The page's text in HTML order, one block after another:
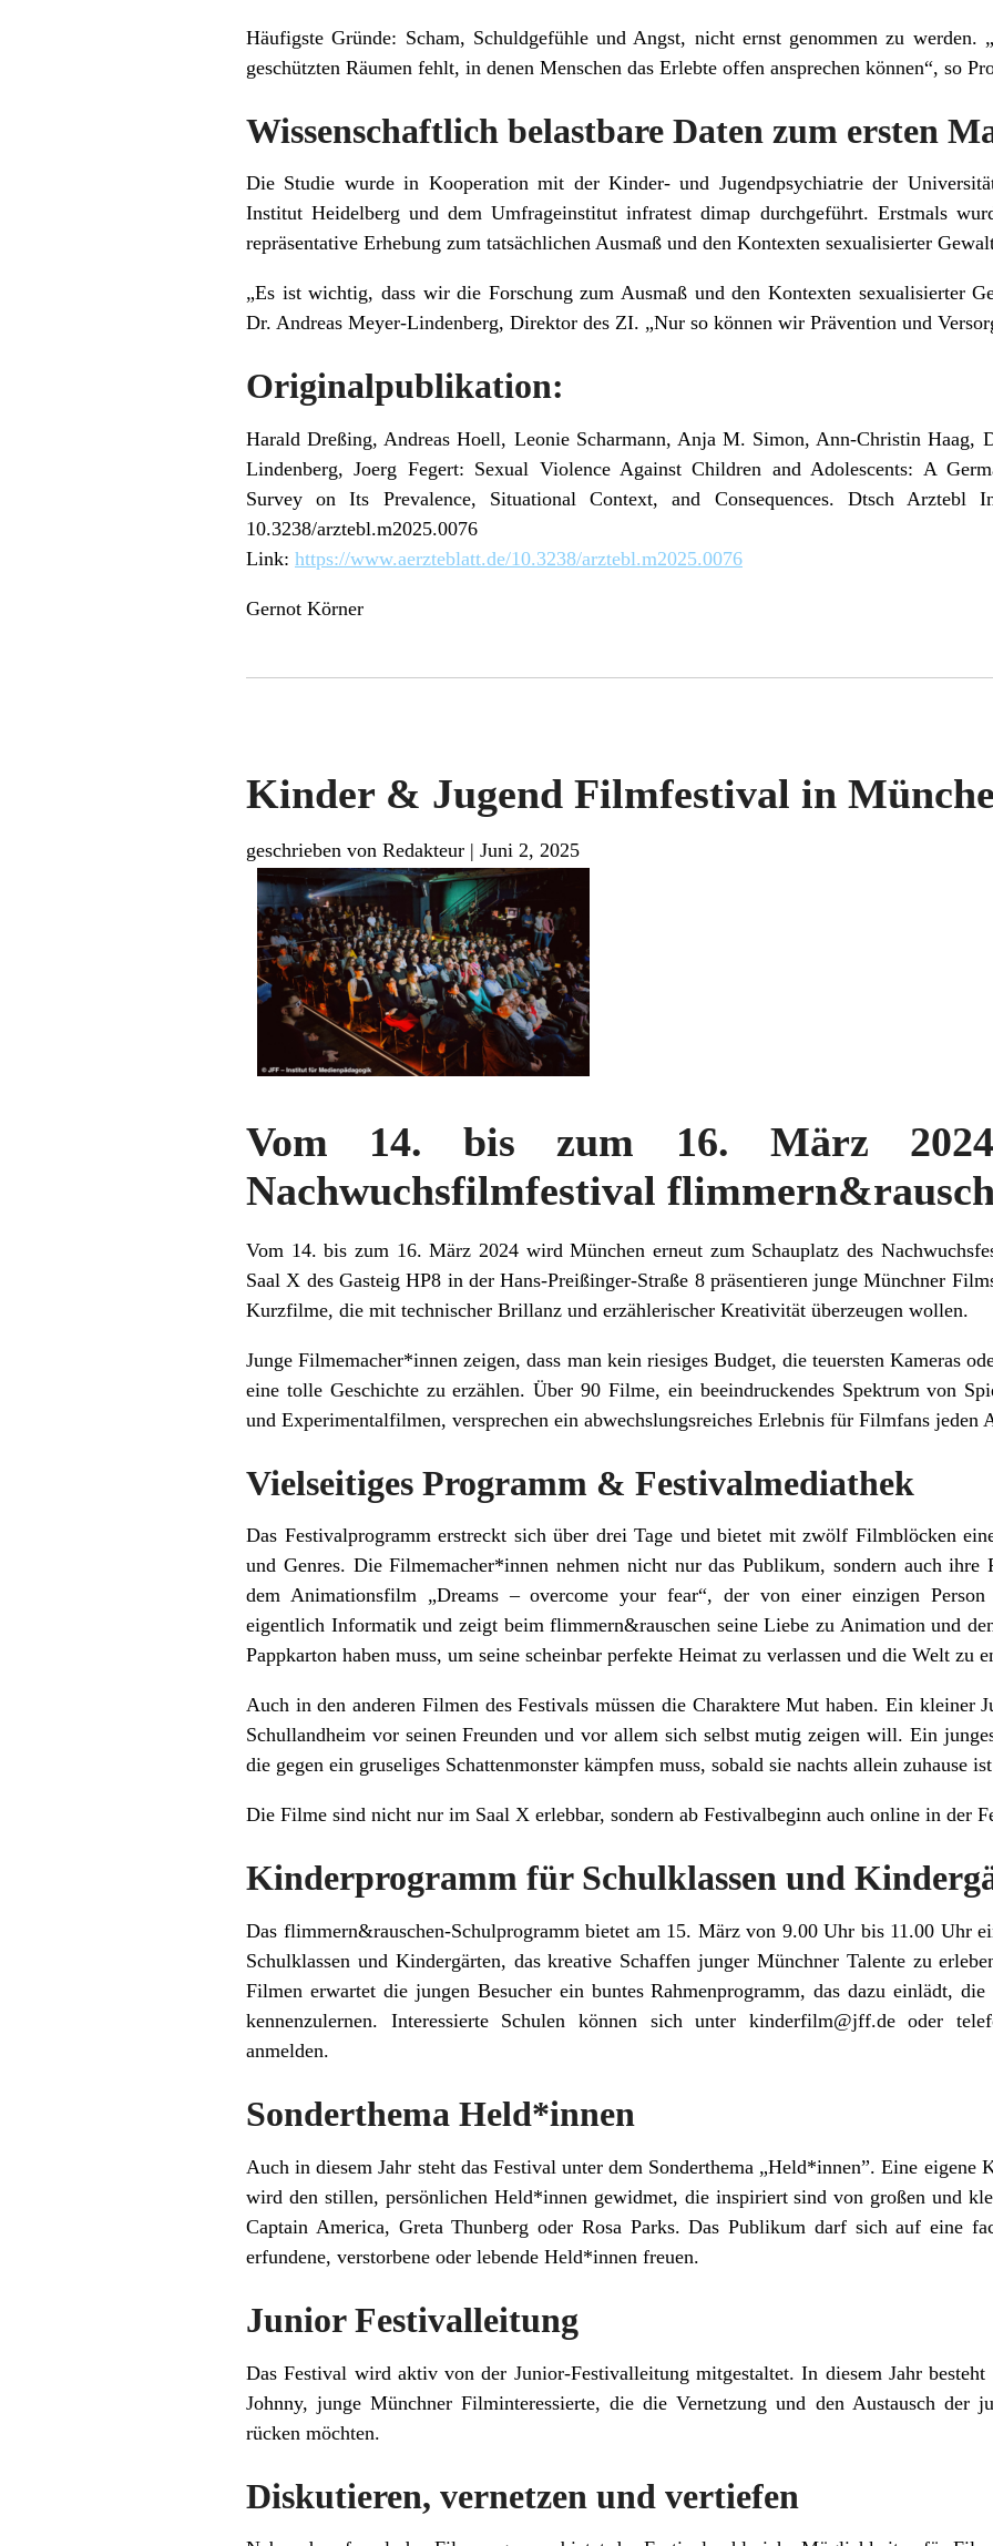
Häufigste Gründe: Scham, Schuldgefühle und Angst, nicht ernst genommen zu werden.
geschützten Räumen fehlt, in denen Menschen das Erlebte offen ansprechen können“, so
Wissenschaftlich belastbare Daten zum ersten
Die Studie wurde in Kooperation mit der Kinder- und Jugendpsychiatrie der
Institut Heidelberg und dem Umfrageinstitut infratest dimap durchgeführt. Erstmals
repräsentative Erhebung zum tatsächlichen Ausmaß und den Kontexten sexualisierter
„Es ist wichtig, dass wir die Forschung zum Ausmaß und den Kontexten sexualisierter
Dr. Andreas Meyer-Lindenberg, Direktor des ZI. „Nur so können wir Prävention und
Originalpublikation:
Harald Dreßing, Andreas Hoell, Leonie Scharmann, Anja M. Simon, Ann-Christin Haag,
Lindenberg, Joerg Fegert: Sexual Violence Against Children and Adolescents: A
Survey on Its Prevalence, Situational Context, and Consequences. Dtsch
10.3238/arztebl.m2025.0076
Link: https://www.aerzteblatt.de/10.3238/arztebl.m2025.0076
Gernot Körner
Kinder & Jugend Filmfestival in
geschrieben von Redakteur | Juni 2, 2025
Vom 14. bis zum 16. März
Nachwuchsfilmfestival
Vom 14. bis zum 16. März 2024 wird München erneut zum Schauplatz des
Saal X des Gasteig HP8 in der Hans-Preißinger-Straße 8 präsentieren junge Münchner
Kurzfilme, die mit technischer Brillanz und erzählerischer Kreativität überzeugen wollen.
Junge Filmemacher*innen zeigen, dass man kein riesiges Budget, die teuersten Kameras
eine tolle Geschichte zu erzählen. Über 90 Filme, ein beeindruckendes Spektrum von
und Experimentalfilmen, versprechen ein abwechslungsreiches Erlebnis für Filmfans jeden
Vielseitiges Programm & Festivalmediathek
Das Festivalprogramm erstreckt sich über drei Tage und bietet mit zwölf Filmblöcken
und Genres. Die Filmemacher*innen nehmen nicht nur das Publikum, sondern auch
dem Animationsfilm „Dreams – overcome your fear“, der von einer einzigen
eigentlich Informatik und zeigt beim flimmern&rauschen seine Liebe zu Animation und
Pappkarton haben muss, um seine scheinbar perfekte Heimat zu verlassen und die Welt zu
Auch in den anderen Filmen des Festivals müssen die Charaktere Mut haben. Ein kleiner
Schullandheim vor seinen Freunden und vor allem sich selbst mutig zeigen will. Ein
die gegen ein gruseliges Schattenmonster kämpfen muss, sobald sie nachts allein zuhause
Die Filme sind nicht nur im Saal X erlebbar, sondern ab Festivalbeginn auch online in der
Kinderprogramm für Schulklassen und
Das flimmern&rauschen-Schulprogramm bietet am 15. März von 9.00 Uhr bis 11.00 Uhr
Schulklassen und Kindergärten, das kreative Schaffen junger Münchner Talente zu
Filmen erwartet die jungen Besucher ein buntes Rahmenprogramm, das dazu einlädt,
kennenzulernen. Interessierte Schulen können sich unter kinderfilm@jff.de oder
anmelden.
Sonderthema Held*innen
Auch in diesem Jahr steht das Festival unter dem Sonderthema „Held*innen”. Eine eigene
wird den stillen, persönlichen Held*innen gewidmet, die inspiriert sind von großen und
Captain America, Greta Thunberg oder Rosa Parks. Das Publikum darf sich auf eine
erfundene, verstorbene oder lebende Held*innen freuen.
Junior Festivalleitung
Das Festival wird aktiv von der Junior-Festivalleitung mitgestaltet. In diesem Jahr besteht
Johnny, junge Münchner Filminteressierte, die die Vernetzung und den Austausch der
rücken möchten.
Diskutieren, vernetzen und vertiefen